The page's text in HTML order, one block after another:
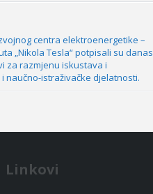
centra elektroenergetike –
„Nikola Tesla“ potpisali su danas
za razmjenu iskustava i
naučno-istraživačke djelatnosti.
Linkovi